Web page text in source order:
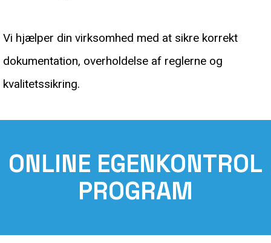
Vi hjælper din virksomhed med at sikre korrekt
dokumentation, overholdelse af reglerne og
kvalitetssikring.
ONLINE EGENKONTROL
PROGRAM